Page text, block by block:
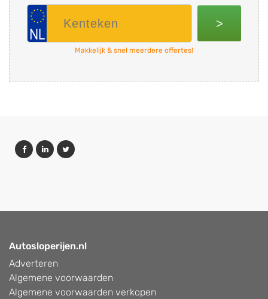
>
Makkelijk & snel meerdere offertes!
Autosloperijen.nl
Adverteren
Algemene voorwaarden
Algemene voorwaarden verkopen